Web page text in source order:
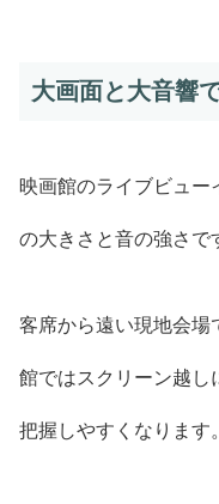
大画面と大音響
映画館のライブビュー
の大きさと音の強さで
客席から遠い現地会場
館ではスクリーン越し
把握しやすくなります。